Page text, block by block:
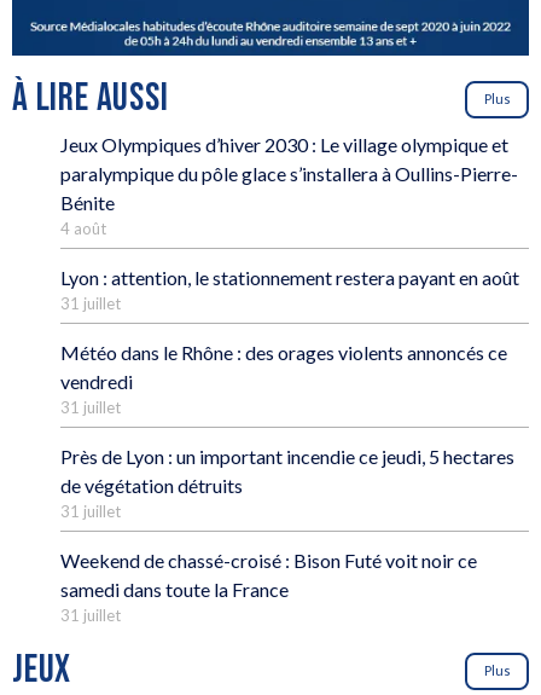
À LIRE AUSSI Plus
Jeux Olympiques d’hiver 2030 : Le village olympique et
paralympique du pôle glace s’installera à Oullins-Pierre-
Bénite
4 août
Lyon : attention, le stationnement restera payant en août
31 juillet
Météo dans le Rhône : des orages violents annoncés ce
vendredi
31 juillet
Près de Lyon : un important incendie ce jeudi, 5 hectares
de végétation détruits
31 juillet
Weekend de chassé-croisé : Bison Futé voit noir ce
samedi dans toute la France
31 juillet
JEUX Plus